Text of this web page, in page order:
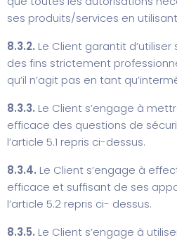
ses produits/services en
8.3.2. Le Client garantit d’utiliser
des fins strictement
qu’il n’agit pas en tant
8.3.3. Le Client s’engage à
efficace des questions de
l’article 5.1 repris ci-dessus.
8.3.4. Le Client s’engage à
efficace et suffisant de ses
l’article 5.2 repris ci- dessus.
8.3.5. Le Client s’engage à